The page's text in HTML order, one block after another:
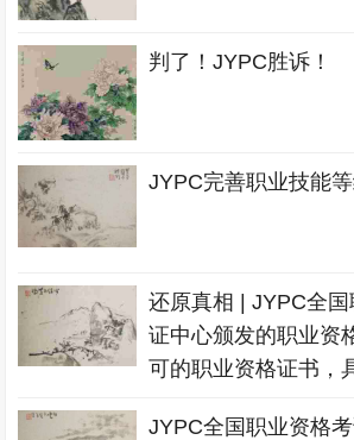
判了！JYPC胜诉！
JYPC完善职业技能
还原真相 | JYPC全
证中心颁发的职业资
可的职业资格证书，
JYPC全国职业资格